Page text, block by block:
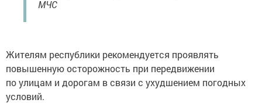
МЧС
Жителям республики рекомендуется проявлять
повышенную осторожность при передвижении
по улицам и дорогам в связи с ухудшением погодных
условий.